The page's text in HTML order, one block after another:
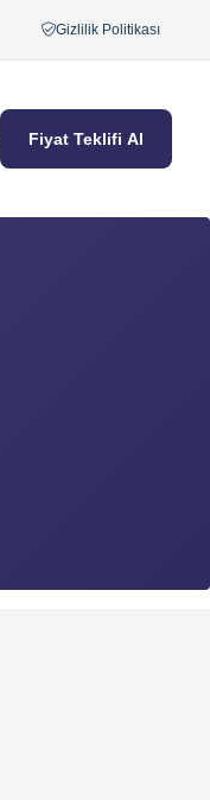
Gizlilik Politikası
Fiyat Teklifi Al